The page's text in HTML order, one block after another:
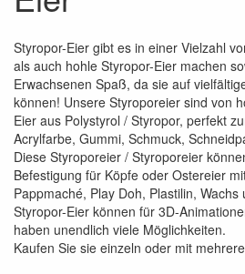
Styropor-Eier gibt es in einer Vielzahl
als auch hohle Styropor-Eier machen
Erwachsenen Spaß, da sie auf
können! Unsere Styroporeier sind von
Eier aus Polystyrol / Styropor, perfekt
Acrylfarbe, Gummi, Schmuck,
Diese Styroporeier / Styroporeier
Befestigung für Köpfe oder Ostereier
Pappmaché, Play Doh, Plastilin,
Styropor-Eier können für 3D-
haben unendlich viele Möglichkeiten.
Kaufen Sie sie einzeln oder mit